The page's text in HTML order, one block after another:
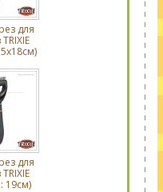
для
для
19см)